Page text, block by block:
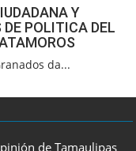
Y
POLITICA DEL
da...
de Tamaulipas